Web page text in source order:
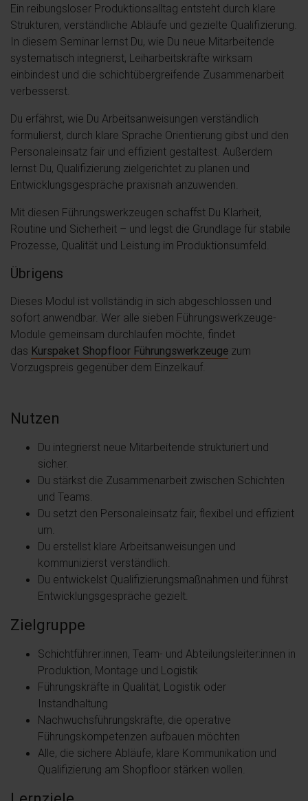
Ein reibungsloser Produktionsalltag entsteht durch klare
Strukturen, verständliche Abläufe und gezielte Qualifizierung.
In diesem Seminar lernst Du, wie Du neue Mitarbeitende
systematisch integrierst, Leiharbeitskräfte wirksam
einbindest und die schichtübergreifende Zusammenarbeit
verbesserst.
Du erfährst, wie Du Arbeitsanweisungen verständlich
formulierst, durch klare Sprache Orientierung gibst und den
Personaleinsatz fair und effizient gestaltest. Außerdem
lernst Du, Qualifizierung zielgerichtet zu planen und
Entwicklungsgespräche praxisnah anzuwenden.
Mit diesen Führungswerkzeugen schaffst Du Klarheit,
Routine und Sicherheit – und legst die Grundlage für stabile
Prozesse, Qualität und Leistung im Produktionsumfeld.
Übrigens
Dieses Modul ist vollständig in sich abgeschlossen und
sofort anwendbar. Wer alle sieben Führungswerkzeuge-
Module gemeinsam durchlaufen möchte, findet
das Kurspaket Shopfloor Führungswerkzeuge zum
Vorzugspreis gegenüber dem Einzelkauf.
Nutzen
Du integrierst neue Mitarbeitende strukturiert und
sicher.
Du stärkst die Zusammenarbeit zwischen Schichten
und Teams.
Du setzt den Personaleinsatz fair, flexibel und effizient
um.
Du erstellst klare Arbeitsanweisungen und
kommunizierst verständlich.
Du entwickelst Qualifizierungsmaßnahmen und führst
Entwicklungsgespräche gezielt.
Zielgruppe
Schichtführer:innen, Team- und Abteilungsleiter:innen in
Produktion, Montage und Logistik
Führungskräfte in Qualität, Logistik oder
Instandhaltung
Nachwuchsführungskräfte, die operative
Führungskompetenzen aufbauen möchten
Alle, die sichere Abläufe, klare Kommunikation und
Qualifizierung am Shopfloor stärken wollen.